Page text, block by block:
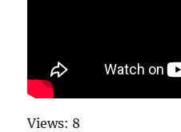
Views: 8